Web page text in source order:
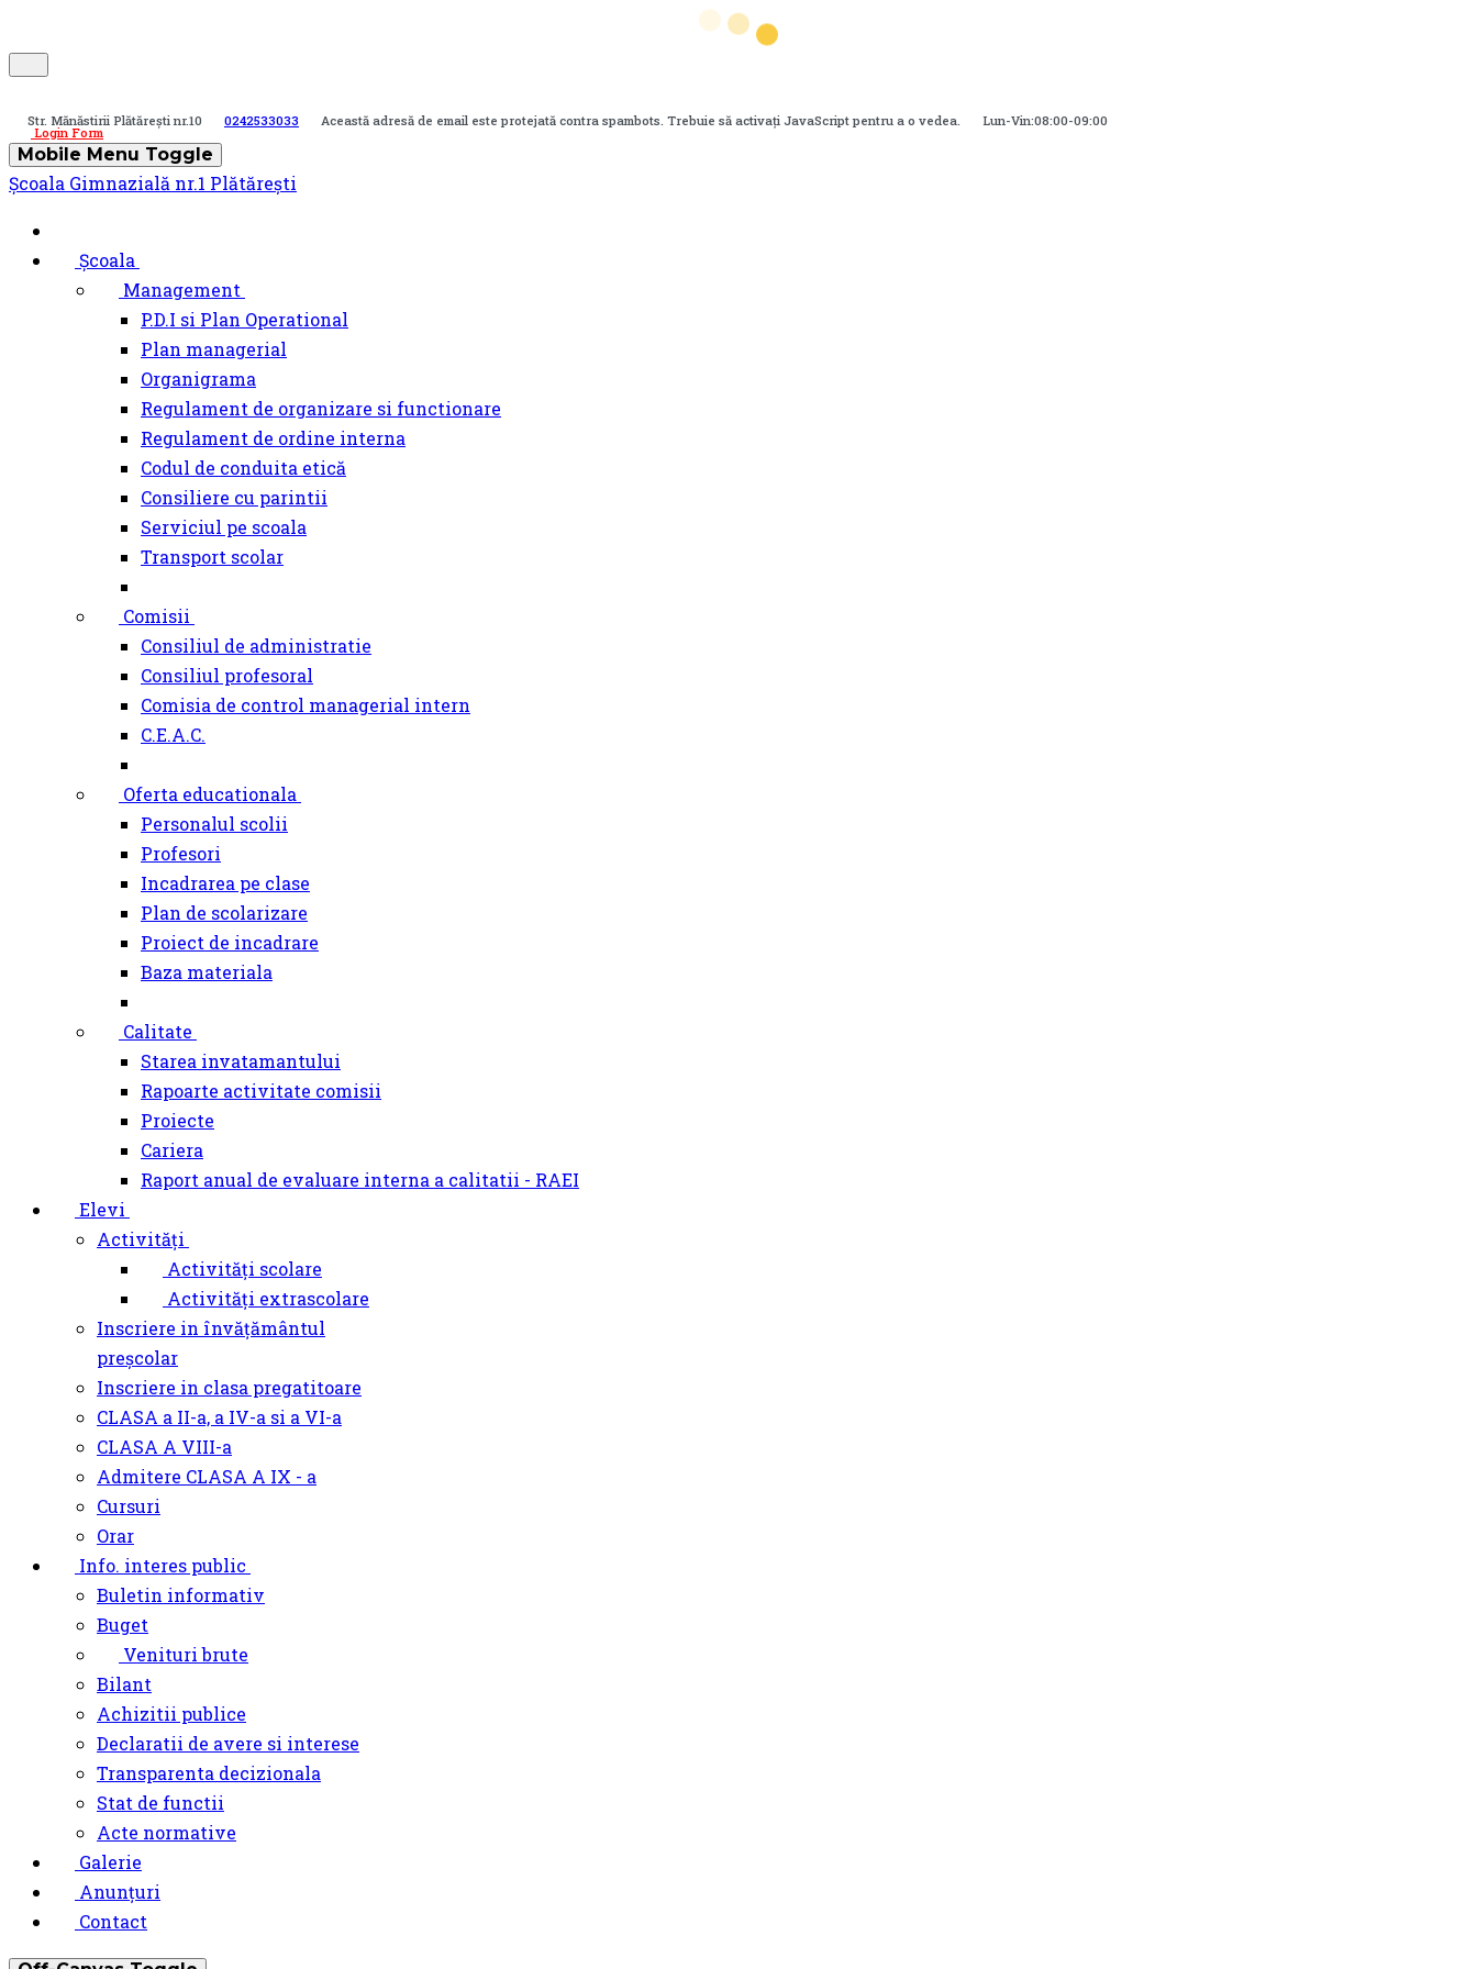
Str. Mănăstirii Plătărești nr.10 0242533033 Această adresă de email este protejată contra spambots. Trebuie să activați JavaScript pentru a o vedea. Lun-Vin:08:00-09:00
Login Form
Mobile Menu Toggle
Şcoala Gimnazială nr.1 Plătărești
Școala
Management
P.D.I si Plan Operational
Plan managerial
Organigrama
Regulament de organizare si functionare
Regulament de ordine interna
Codul de conduita etică
Consiliere cu parintii
Serviciul pe scoala
Transport scolar
Comisii
Consiliul de administratie
Consiliul profesoral
Comisia de control managerial intern
C.E.A.C.
Oferta educationala
Personalul scolii
Profesori
Incadrarea pe clase
Plan de scolarizare
Proiect de incadrare
Baza materiala
Calitate
Starea invatamantului
Rapoarte activitate comisii
Proiecte
Cariera
Raport anual de evaluare interna a calitatii - RAEI
Elevi
Activități
Activități scolare
Activități extrascolare
Inscriere in învățământul
preșcolar
Inscriere in clasa pregatitoare
CLASA a II-a, a IV-a si a VI-a
CLASA A VIII-a
Admitere CLASA A IX - a
Cursuri
Orar
Info. interes public
Buletin informativ
Buget
Venituri brute
Bilant
Achizitii publice
Declaratii de avere si interese
Transparenta decizionala
Stat de functii
Acte normative
Galerie
Anunțuri
Contact